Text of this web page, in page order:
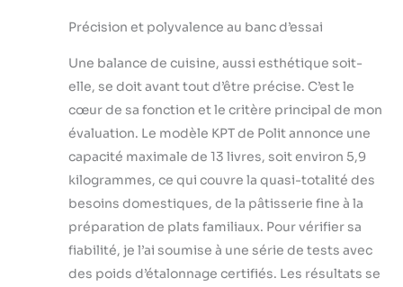
l'efficacité. Il est
utile pour compter
de petits articles
comme les grains
de café, les
bonbons ou les
fruits. Design
intelligent à
économie
d'énergie : cette
balance
alimentaire peut
être alimentée par
Précision et polyvalence au banc d’essai
Une balance de cuisine, aussi esthétique soit-
elle, se doit avant tout d’être précise. C’est le
cœur de sa fonction et le critère principal de mon
évaluation. Le modèle KPT de Polit annonce une
capacité maximale de 13 livres, soit environ 5,9
kilogrammes, ce qui couvre la quasi-totalité des
besoins domestiques, de la pâtisserie fine à la
préparation de plats familiaux. Pour vérifier sa
fiabilité, je l’ai soumise à une série de tests avec
des poids d’étalonnage certifiés. Les résultats se